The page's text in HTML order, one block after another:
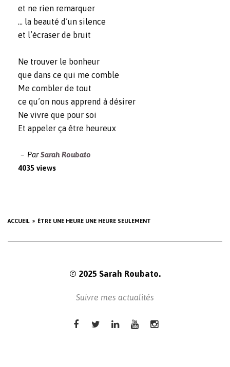
ACCUEIL ÊTRE UNE HEURE UNE HEURE SEULEMENT
et ne rien remarquer
… la beauté d’un silence
et l’écraser de bruit
Ne trouver le bonheur
que dans ce qui me comble
Me combler de tout
ce qu’on nous apprend à désirer
Ne vivre que pour soi
Et appeler ça être heureux
ParSarah Roubato
4035 views
© 2025 Sarah Roubato.
Suivre mes actualités